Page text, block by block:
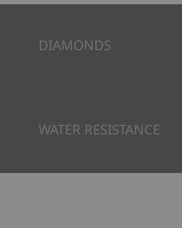
DIAMONDS
*ภาพที่แสดงเป็นภาพประกอบเท่านั้น
WATER RESISTANCE